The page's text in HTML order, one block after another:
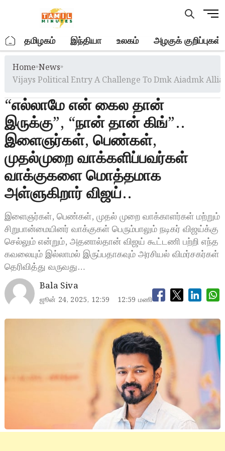
M
u
t
o
. தமிழகம் இந்தியா உலகம் அழகுக் குறிப்புகள்
Home»News»
Vijays Political Entry A Challenge To Dmk Aiadmk
“எல்லாமே என் கைல தான்
இருக்கு”, “நான் தான் கிங்”..
இளைஞர்கள், பெண்கள்,
முதல்முறை வாக்களிப்பவர்கள்
வாக்குகளை மொத்தமாக
அள்ளுகிறார் விஜய்..
இளைஞர்கள், பெண்கள், முதல் முறை வாக்காளர்கள் மற்றும்
சிறுபான்மையினர் வாக்குகள் பெரும்பாலும் நடிகர் விஜய்க்கு
செல்லும் என்றும், அதனால்தான் விஜய் கூட்டணி பற்றி எந்த
கவலையும் இல்லாமல் இருப்பதாகவும் அரசியல் விமர்சகர்கள்
தெரிவித்து வருவது…
Bala Siva
ஜூன் 24, 2025, 12:59 12:59 மணி